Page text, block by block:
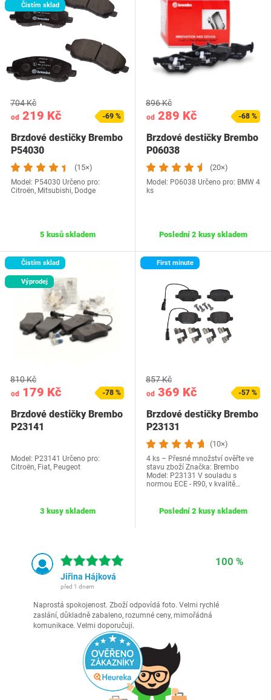
Čistím sklad
od 219 Kč
704 Kč
-69 %
Brzdové destičky Brembo
P54030
(15×)
Model: P54030 Určeno pro:
Citroën, Mitsubishi, Dodge
5 kusů skladem
od 289 Kč
896 Kč
-68 %
Brzdové destičky Brembo
P06038
(20×)
Model: P06038 Určeno pro: BMW 4
ks
Poslední 2 kusy skladem
Čistím sklad
Výprodej
od 179 Kč
810 Kč
-78 %
Brzdové destičky Brembo
P23141
Model: P23141 Určeno pro:
Citroën, Fiat, Peugeot
3 kusy skladem
First minute
od 369 Kč
857 Kč
-57 %
Brzdové destičky Brembo
P23131
(10×)
4 ks – Přesné množství ověřte ve
stavu zboží Značka: Brembo
Model: P23131 V souladu s
normou ECE - R90, v kvalitě…
Poslední 2 kusy skladem
100 %
Jiřina Hájková
před 1 dnem
Naprostá spokojenost. Zboží odpovídá foto. Velmi rychlé
zaslání, důkladně zabaleno, rozumné ceny, mimořádná
komunikace. Velmi doporučuji.